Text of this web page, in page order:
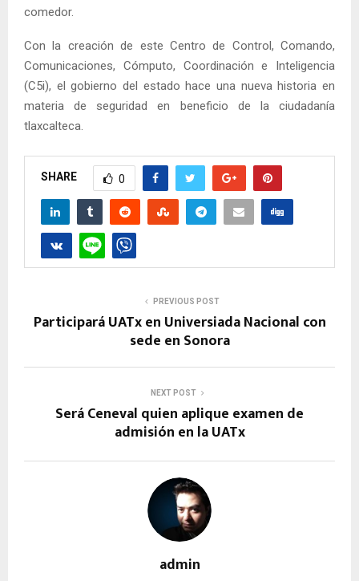
comedor.
Con la creación de este Centro de Control, Comando,
Comunicaciones, Cómputo, Coordinación e Inteligencia
(C5i), el gobierno del estado hace una nueva historia en
materia de seguridad en beneficio de la ciudadanía
tlaxcalteca.
SHARE 0
PREVIOUS POST
Participará UATx en Universiada Nacional con
sede en Sonora
NEXT POST
Será Ceneval quien aplique examen de
admisión en la UATx
admin